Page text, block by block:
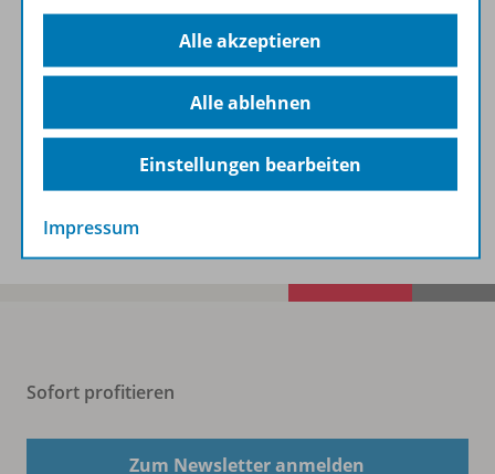
Teilvorabdruck
Benachrichtigungs-Service
Sofort profitieren
Zum Newsletter anmelden
Alle akzeptieren
Alle ablehnen
Einstellungen bearbeiten
Impressum